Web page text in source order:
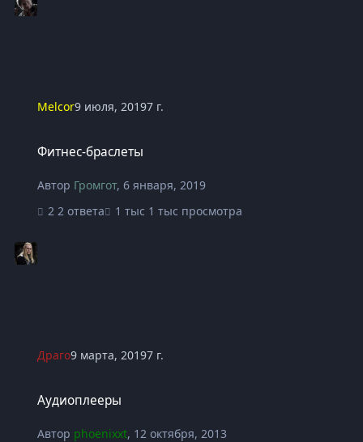
Melcor9 июля, 20197 г.
Фитнес-браслеты
Автор Громгот,6 января, 2019
2 ответа
1 тыс просмотра
Драго9 марта, 20197 г.
Аудиоплееры
Автор phoenixxt, 12 октября, 2013